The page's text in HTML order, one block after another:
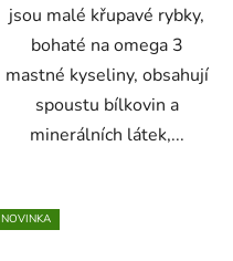
jsou malé křupavé rybky,
bohaté na omega 3
mastné kyseliny, obsahují
spoustu bílkovin a
minerálních látek,...
NOVINKA